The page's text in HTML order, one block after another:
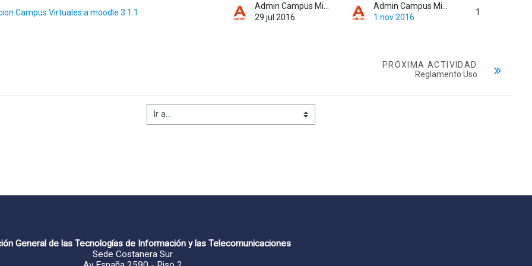
Campus Virtuales a moodle 3.1.1
Admin Campus MinJUSDH
29 jul 2016
Admin Campus MinJUSDH
1 nov 2016
1
PRÓXIMA ACTIVIDAD
Reglamento Uso
General de las Tecnologías de Información y las Telecomunicaciones
Sede Costanera Sur